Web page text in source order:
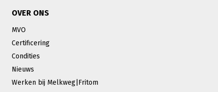
OVER ONS
MVO
Certificering
Condities
Nieuws
Werken bij Melkweg|Fritom